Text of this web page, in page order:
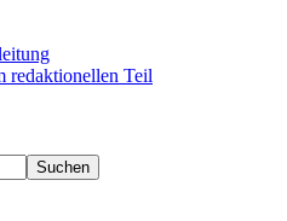
redaktionellen Teil